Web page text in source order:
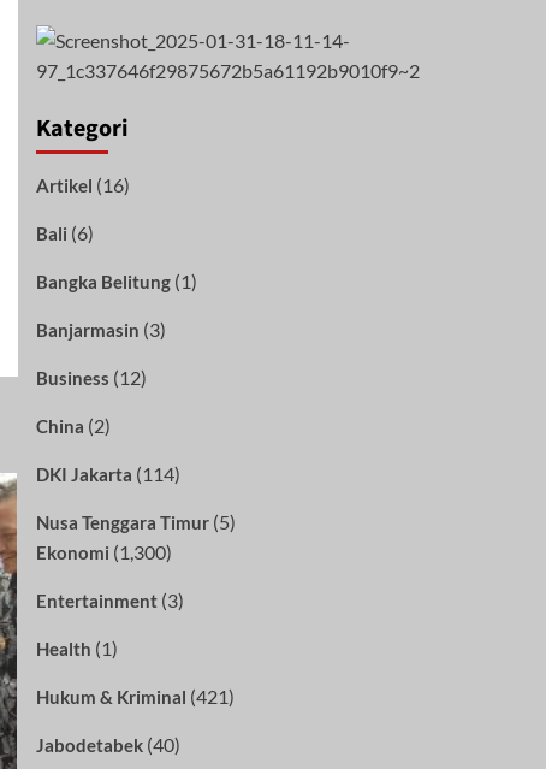
Kategori
Artikel (16)
Bali (6)
Bangka Belitung(1)
Banjarmasin (3)
Business (12)
China (2)
DKI Jakarta (114)
Nusa Tenggara Timur(5)
Ekonomi (1,300)
Entertainment(3)
Health (1)
Hukum & Kriminal (421)
Jabodetabek(40)